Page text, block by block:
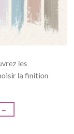
les
la finition
→